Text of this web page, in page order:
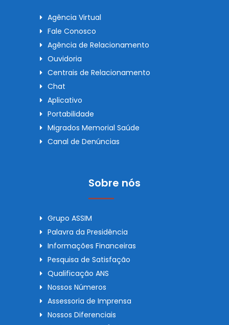
Agência Virtual
Fale Conosco
Agência de Relacionamento
Ouvidoria
Centrais de Relacionamento
Chat
Aplicativo
Portabilidade
Migrados Memorial Saúde
Canal de Denúncias
Sobre nós
Grupo ASSIM
Palavra da Presidência
Informações Financeiras
Pesquisa de Satisfação
Qualificação ANS
Nossos Números
Assessoria de Imprensa
Nossos Diferenciais